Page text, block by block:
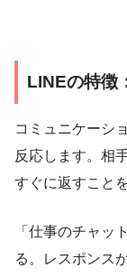
LINEの特徴
コミュニケーシ
反応します。相
すぐに返すこと
「仕事のチャッ
る。レスポンス